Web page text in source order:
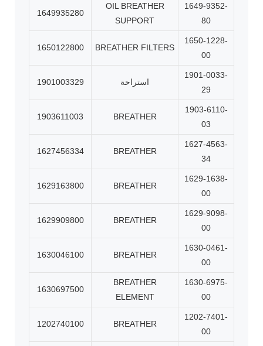
1649935280
OIL BREATHER
SUPPORT
1649-9352-
80
1650122800 BREATHER FILTERS
1650-1228-
00
1901003329 استراحة
1901-0033-
29
1903611003 BREATHER
1903-6110-
03
1627456334 BREATHER
1627-4563-
34
1629163800 BREATHER
1629-1638-
00
1629909800 BREATHER
1629-9098-
00
1630046100 BREATHER
1630-0461-
00
1630697500
BREATHER
ELEMENT
1630-6975-
00
1202740100 BREATHER
1202-7401-
00